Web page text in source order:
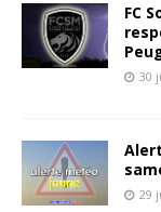
FC
30
29